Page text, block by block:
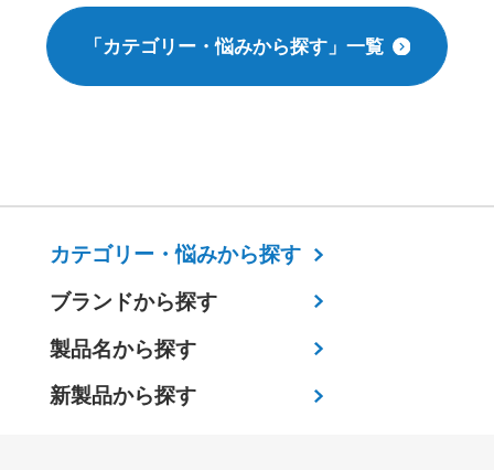
「カテゴリー・悩みから探す」一覧
カテゴリー・悩みから探す
ブランドから探す
製品名から探す
新製品から探す